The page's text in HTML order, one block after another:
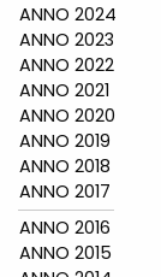
ANNO 2024
ANNO 2023
ANNO 2022
ANNO 2021
ANNO 2020
ANNO 2019
ANNO 2018
ANNO 2017
ANNO 2016
ANNO 2015